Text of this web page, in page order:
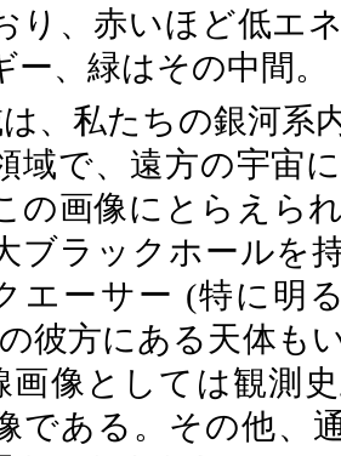
り、赤いほど低エ
ー、緑はその中間。
、私たちの銀河系
域で、遠方の宇宙
の画像にとらえら
ブラックホールを
エーサー (特に明
彼方にある天体も
画像としては観測
である。その他、